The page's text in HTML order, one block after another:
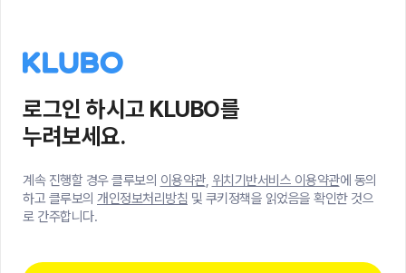
로그인 하시고 KLUBO를
누려보세요.
계속 진행할 경우 클루보의 이용약관, 위치기반서비스 이용약관에 동의
하고 클루보의 개인정보처리방침 및 쿠키정책을 읽었음을 확인한 것으
로 간주합니다.